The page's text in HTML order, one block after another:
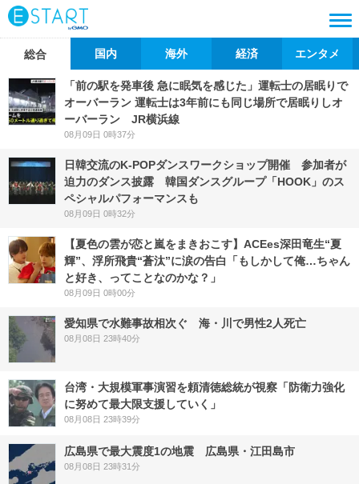
総合 国内 海外 経済 エンタメ
「前の駅を発車後 急に眠気を感じた」運転士の居眠りで
オーバーラン 運転士は3年前にも同じ場所で居眠りしオ
ーバーラン JR横浜線
08月09日 0時37分
日韓交流のK-POPダンスワークショップ開催 参加者が
迫力のダンス披露 韓国ダンスグループ「HOOK」のス
ペシャルパフォーマンスも
08月09日 0時32分
【夏色の雲が恋と嵐をまきおこす】ACEes深田竜生“夏
輝”、浮所飛貴“蒼汰”に涙の告白「もしかして俺…ちゃん
と好き、ってことなのかな？」
08月09日 0時00分
愛知県で水難事故相次ぐ 海・川で男性2人死亡
08月08日 23時40分
台湾・大規模軍事演習を頼清徳総統が視察「防衛力強化
に努めて最大限支援していく」
08月08日 23時39分
広島県で最大震度1の地震 広島県・江田島市
08月08日 23時31分